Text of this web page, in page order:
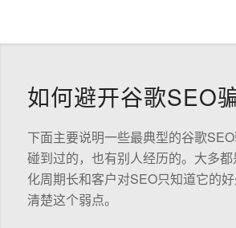
如何避开谷歌SEO
下面主要说明一些最典型的谷歌
碰到过的，也有别人经历的。大多
化周期长和客户对SEO只知道它的
清楚这个弱点。